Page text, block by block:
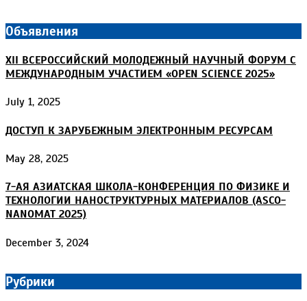
Объявления
XII ВСЕРОССИЙСКИЙ МОЛОДЕЖНЫЙ НАУЧНЫЙ ФОРУМ С
МЕЖДУНАРОДНЫМ УЧАСТИЕМ «OPEN SCIENCE 2025»
July 1, 2025
ДОСТУП К ЗАРУБЕЖНЫМ ЭЛЕКТРОННЫМ РЕСУРСАМ
May 28, 2025
7-АЯ АЗИАТСКАЯ ШКОЛА-КОНФЕРЕНЦИЯ ПО ФИЗИКЕ И
ТЕХНОЛОГИИ НАНОСТРУКТУРНЫХ МАТЕРИАЛОВ (ASCO-
NANOMAT 2025)
December 3, 2024
Рубрики